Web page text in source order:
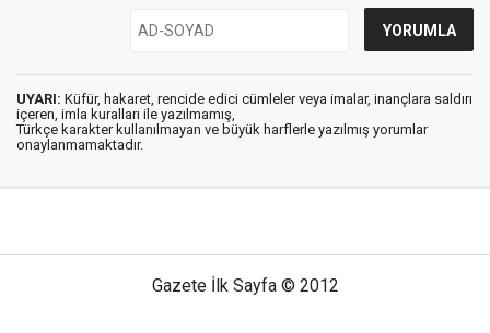
UYARI: Küfür, hakaret, rencide edici cümleler veya imalar, inançlara saldırı
içeren, imla kuralları ile yazılmamış,
Türkçe karakter kullanılmayan ve büyük harflerle yazılmış yorumlar
onaylanmamaktadır.
Gazete İlk Sayfa © 2012